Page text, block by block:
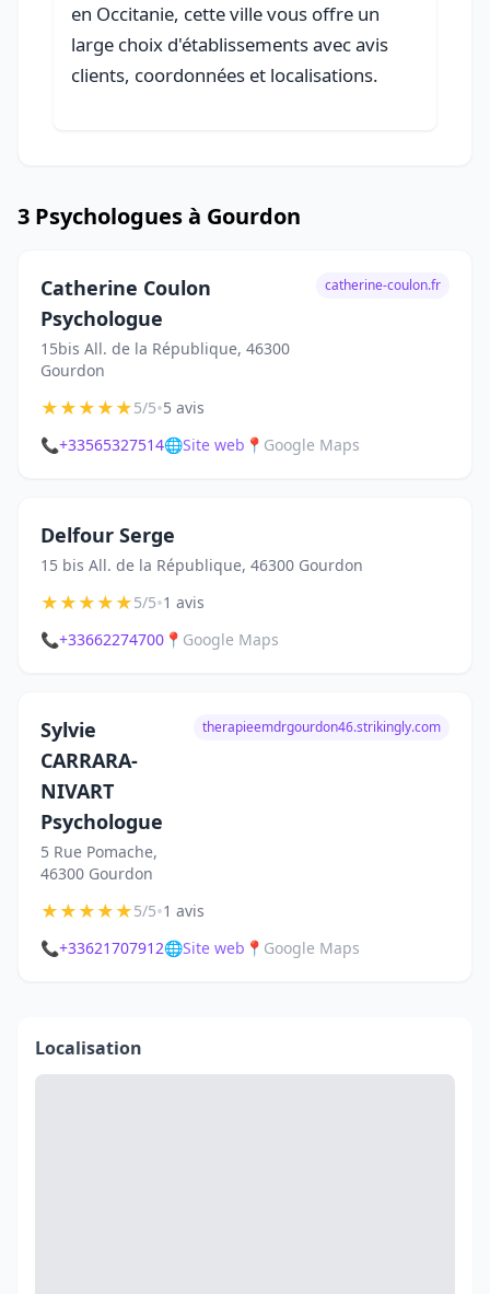
en Occitanie, cette ville vous offre un
large choix d'établissements avec avis
clients, coordonnées et localisations.
3 Psychologues à Gourdon
Catherine Coulon
Psychologue
15bis All. de la République, 46300
Gourdon
catherine-coulon.fr
★★★★★5/5•5 avis
📞+33565327514🌐Site web 📍 Google Maps
Delfour Serge
15 bis All. de la République, 46300 Gourdon
★★★★★5/5•1 avis
📞+33662274700 📍 Google Maps
Sylvie
CARRARA-
NIVART
Psychologue
5 Rue Pomache,
46300 Gourdon
therapieemdrgourdon46.strikingly.com
★★★★★5/5•1 avis
📞+33621707912🌐Site web 📍 Google Maps
Localisation